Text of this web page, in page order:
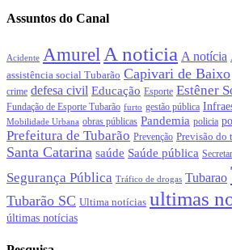
Assuntos do Canal
Acidente Amurel A noticia A notícia
assistência social Tubarão Capivari de Baixo
crime defesa civil Educação Esporte Estêner
Fundação de Esporte Tubarão furto gestão pública
Mobilidade Urbana obras públicas Pandemia policia
Prefeitura de Tubarão Prevenção Previsão do
Santa Catarina saúde Saúde pública
Segurança Pública Tráfico de drogas Tubarao
Tubarão SC Ultima notícias ultimas
últimas notícias